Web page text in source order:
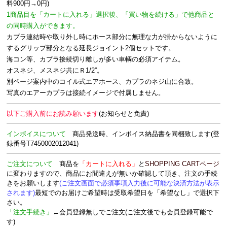
料900円→0円)
1商品目を「カートに入れる」選択後、「買い物を続ける」で他商品と
の同時購入ができます。
カプラ連結時や取り外し時にホース部分に無理な力が掛からないように
するグリップ部分となる延長ジョイント2個セットです。
海コン等、カプラ接続切り離しが多い車輌の必須アイテム。
オスネジ、メスネジ共にＲ1/2”。
別ページ案内中のコイル式エアホース、カプラのネジ山に合致。
写真のエアーカプラは接続イメージで付属しません。
以下ご購入前にお読み願います(お知らせと免責)
インボイスについて商品発送時、 インボイス納品書を 同梱致します(登
録番号T7450002012041)
ご注文について商品を 「カートに入れる」 とSHOPPING CARTページ
に変わりますので、商品にお間違えが無いか確認して頂き、注文の手続
きをお願いします(ご注文画面で必須事項入力後に可能な決済方法が表示
されます)最短でのお届けご希望時は受取希望日を「希望なし」で選択下
さい。
「注文手続き」 ←会員登録無しでご注文(ご注文後でも会員登録可能で
す)